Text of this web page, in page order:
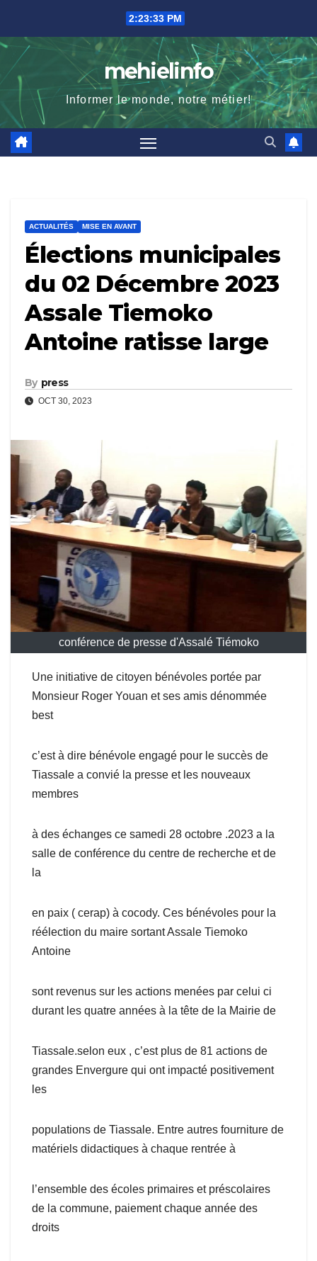
content
2:23:35 PM
mehielinfo
Informer le monde, notre métier!
ACTUALITÉS MISE EN AVANT
Élections municipales
du 02 Décembre 2023
Assale Tiemoko
Antoine ratisse large
By press
OCT 30, 2023
conférence de presse d'Assalé Tiémoko
Une initiative de citoyen bénévoles portée par
Monsieur Roger Youan et ses amis dénommée
best
c’est à dire bénévole engagé pour le succès de
Tiassale a convié la presse et les nouveaux
membres
à des échanges ce samedi 28 octobre .2023 a la
salle de conférence du centre de recherche et de
la
en paix ( cerap) à cocody. Ces bénévoles pour la
réélection du maire sortant Assale Tiemoko
Antoine
sont revenus sur les actions menées par celui ci
durant les quatre années à la tête de la Mairie de
Tiassale.selon eux , c’est plus de 81 actions de
grandes Envergure qui ont impacté positivement
les
populations de Tiassale. Entre autres fourniture de
matériels didactiques à chaque rentrée à
l’ensemble des écoles primaires et préscolaires
de la commune, paiement chaque année des
droits